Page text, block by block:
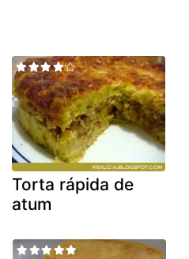
Torta rápida de
atum